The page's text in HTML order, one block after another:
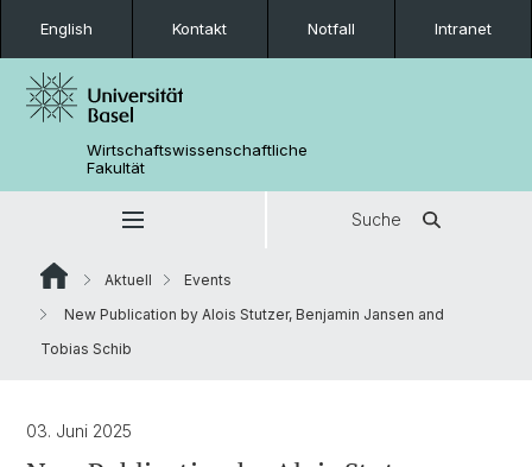
English Kontakt Notfall Intranet
Wirtschaftswissenschaftliche
Fakultät
Suche
Aktuell
Events
New Publication by Alois Stutzer, Benjamin Jansen and
Tobias Schib
03. Juni 2025